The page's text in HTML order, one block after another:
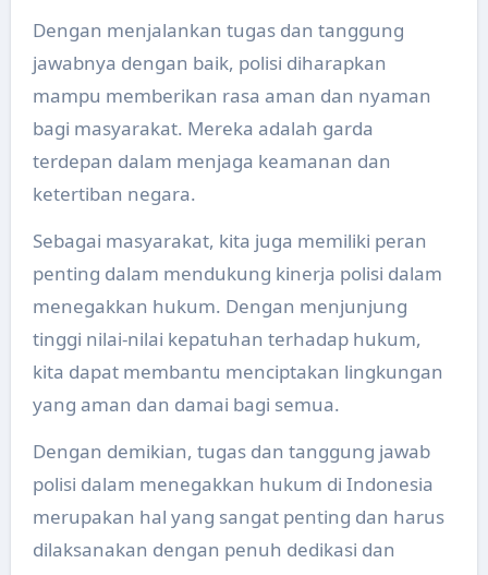
Dengan menjalankan tugas dan tanggung
jawabnya dengan baik, polisi diharapkan
mampu memberikan rasa aman dan nyaman
bagi masyarakat. Mereka adalah garda
terdepan dalam menjaga keamanan dan
ketertiban negara.
Sebagai masyarakat, kita juga memiliki peran
penting dalam mendukung kinerja polisi dalam
menegakkan hukum. Dengan menjunjung
tinggi nilai-nilai kepatuhan terhadap hukum,
kita dapat membantu menciptakan lingkungan
yang aman dan damai bagi semua.
Dengan demikian, tugas dan tanggung jawab
polisi dalam menegakkan hukum di Indonesia
merupakan hal yang sangat penting dan harus
dilaksanakan dengan penuh dedikasi dan